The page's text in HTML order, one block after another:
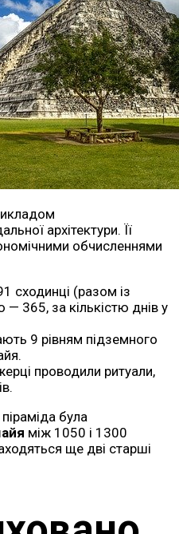
архітектури. Її
обчисленнями
сходинці (разом із
365, за кількістю днів у
9 рівням підземного
проводили ритуали,
була
між 1050 і 1300
ще дві старші